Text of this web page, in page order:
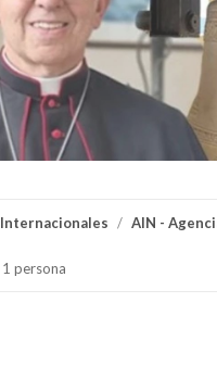
Internacionales / AIN -
1 persona